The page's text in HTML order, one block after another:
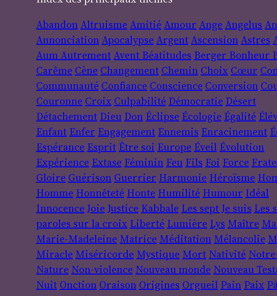
AbandonAltruisme Amitié Amour Ange Angelus
AnnonciationApocalypse ArgentAscensionAstres
AumAutrementAvent Béatitudes Berger Bonheur
Carême Cène Changement Chemin Choix Cœur
Communauté Confiance Conscience Conversion
Couronne Croix Culpabilité Démocratie Désert
Détachement Dieu Don Éclipse Écologie Égalité
Enfant Enfer Engagement Ennemis Enracinement
Espérance Esprit Être soi Europe Éveil Évolution
Expérience Extase Féminin Feu Fils Foi Force
Gloire Guérison Guerrier Harmonie Héroïsme
Homme Honnêteté Honte Humilité Humour Idéal
Innocence Joie Justice Kabbale Les sept Je suis Les
paroles sur la croix Liberté Lumière Lys Maître
Marie-Madeleine Matrice Méditation Mélancolie
Miracle Miséricorde Mystique Mort Nativité Notre
Nature Non-violence Nouveau monde Nouveau
Nuit Onction Oraison Origines Orgueil Pain Paix